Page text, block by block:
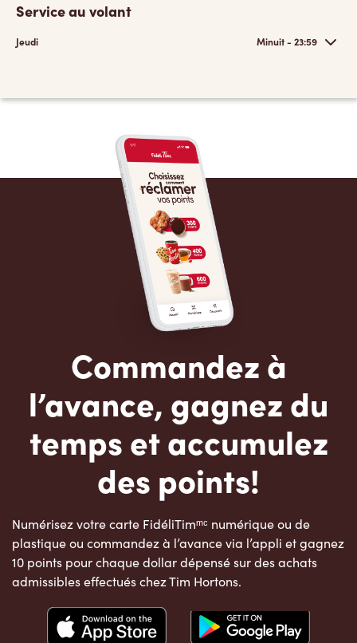
Service au volant
Jeudi Minuit - 23:59
Commandez à
l’avance, gagnez du
temps et accumulez
des points!
Numérisez votre carte FidéliTimᵐᶜ numérique ou de
plastique ou commandez à l’avance via l’appli et gagnez
10 points pour chaque dollar dépensé sur des achats
admissibles effectués chez Tim Hortons.